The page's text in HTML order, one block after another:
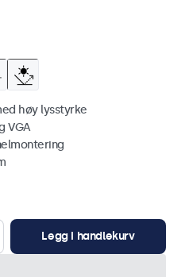
høy lysstyrke
VGA
Legg i handlekurv